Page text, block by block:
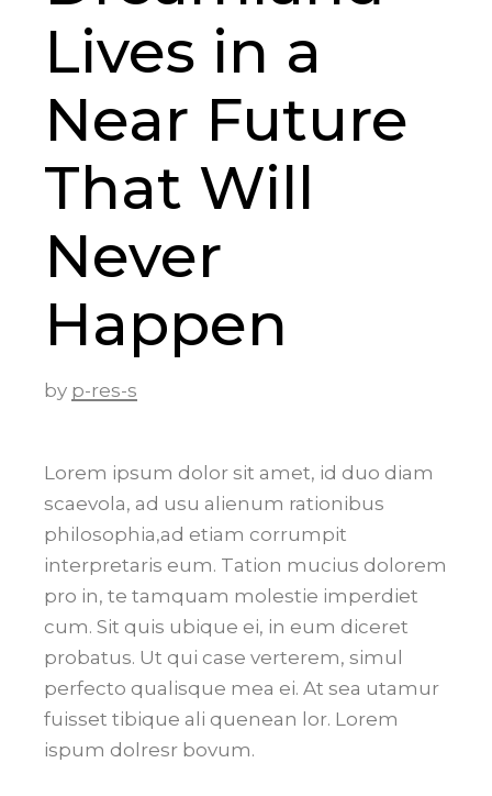
Lives in a
Near Future
That Will
Never
Happen
by p-res-s
Lorem ipsum dolor sit amet, id duo diam
scaevola, ad usu alienum rationibus
philosophia,ad etiam corrumpit
interpretaris eum. Tation mucius dolorem
pro in, te tamquam molestie imperdiet
cum. Sit quis ubique ei, in eum diceret
probatus. Ut qui case verterem, simul
perfecto qualisque mea ei. At sea utamur
fuisset tibique ali quenean lor. Lorem
ispum dolresr bovum.